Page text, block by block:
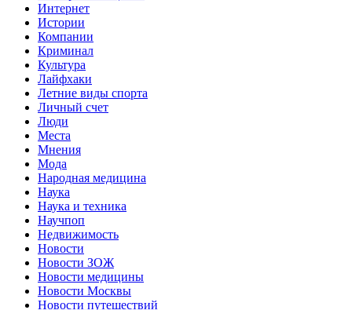
Интернет
Истории
Компании
Криминал
Культура
Лайфхаки
Летние виды спорта
Личный счет
Люди
Места
Мнения
Мода
Народная медицина
Наука
Наука и техника
Научпоп
Недвижимость
Новости
Новости ЗОЖ
Новости медицины
Новости Москвы
Новости путешествий